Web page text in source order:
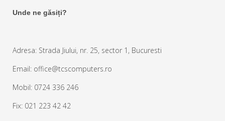
Unde ne găsiți?
Adresa: Strada Jiului, nr. 25, sector 1, Bucuresti
Email: office@tcscomputers.ro
Mobil: 0724 336 246
Fix: 021 223 42 42